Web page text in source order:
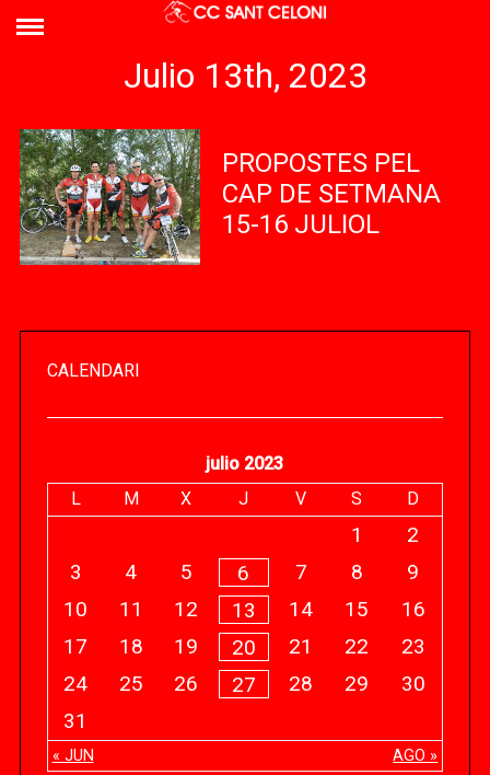
Julio 13th, 2023
PROPOSTES PEL
CAP DE SETMANA
15-16 JULIOL
CALENDARI
julio 2023
L
M X J V S D
« JUN AGO »
1
2
3
4 5 6 7 8
9
10
11 12 13 14 15
16
17
18 19 20 21 22
23
24
25 26 27 28 29
30
31